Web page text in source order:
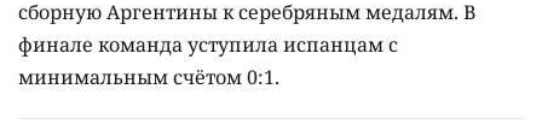
сборную Аргентины к серебряным медалям. В
финале команда уступила испанцам с
минимальным счётом 0:1.